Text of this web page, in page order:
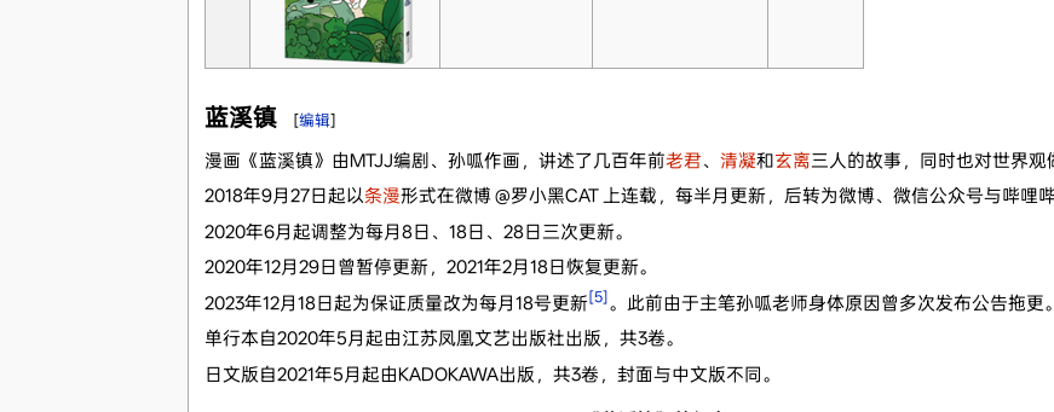
蓝溪镇 [编辑]
漫画《蓝溪镇》由MTJJ编剧、孙呱作画，讲述了几百年前老君、 清凝和玄离三人的故事，同时也对世界观
2018年9月27日起以条漫形式在微博 @罗小黑CAT 上连载，每半月更新，后转为微博、微信公众号与哔哩
2020年6月起调整为每月8日、18日、28日三次更新。
2020年12月29日曾暂停更新，2021年2月18日恢复更新。
2023年12月18日起为保证质量改为每月18号更新[5] 。此前由于主笔孙呱老师身体原因曾多次发布公告拖更。
单行本自2020年5月起由江苏凤凰文艺出版社出版，共3卷。
日文版自2021年5月起由KADOKAWA出版，共3卷，封面与中文版不同。